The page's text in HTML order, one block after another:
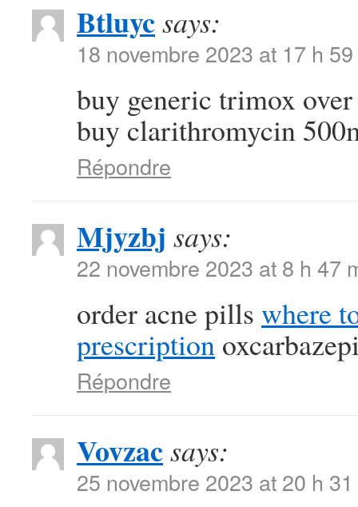
Btluycsays:
18 novembre 2023 at 17 h
buy generic trimox
buy clarithromycin
Répondre
Mjyzbj says:
22 novembre 2023 at 8 h 47
order acne pills where
prescription
Répondre
Vovzacsays:
25 novembre 2023 at 20 h